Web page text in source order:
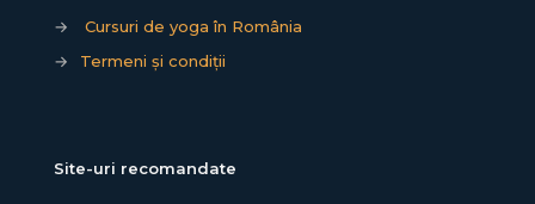
→
Cursuri de yoga în România
→
Termeni și condiții
Site-uri recomandate